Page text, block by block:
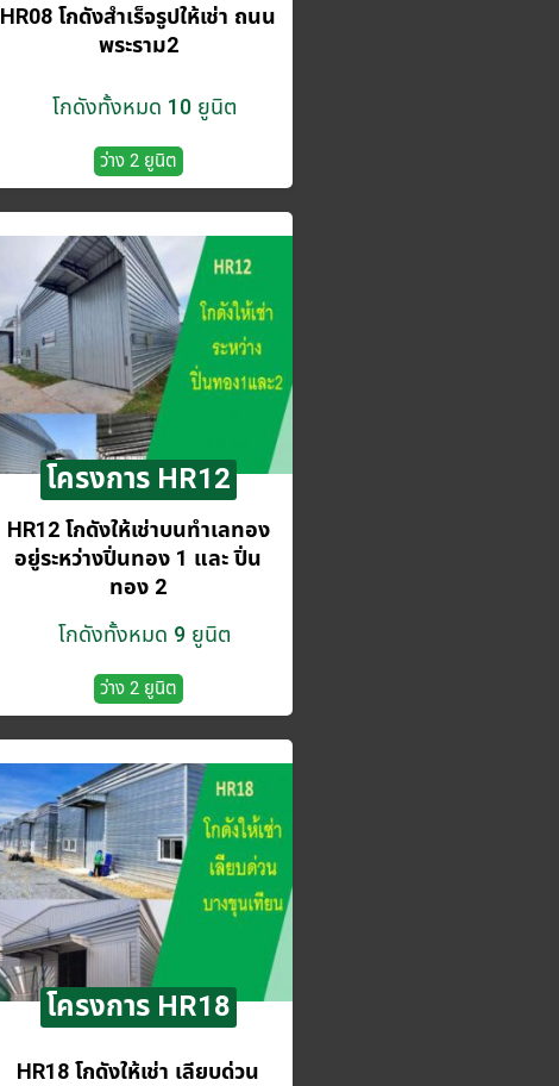
HR08 โกดังสำเร็จรูปให้เช่า ถนน
พระราม2
โกดังทั้งหมด 10 ยูนิต
ว่าง 2 ยูนิต
โครงการ HR12
HR12 โกดังให้เช่าบนทำเลทอง
อยู่ระหว่างปิ่นทอง 1 และ ปิ่น
ทอง 2
โกดังทั้งหมด 9 ยูนิต
ว่าง 2 ยูนิต
โครงการ HR18
HR18 โกดังให้เช่า เลียบด่วน